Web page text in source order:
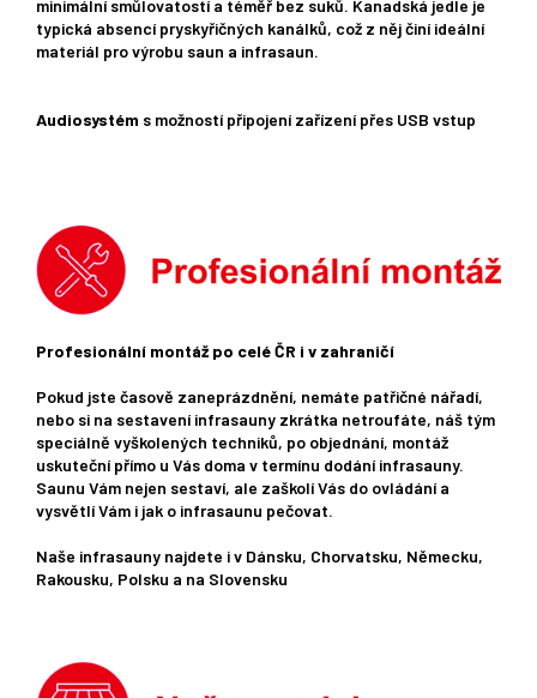
minimální smůlovatostí a téměř bez suků. Kanadská jedle je
typická absencí pryskyřičných kanálků, což z něj činí ideální
materiál pro výrobu saun a infrasaun.
Audiosystém s možností připojení zařízení přes USB vstup
Profesionální montáž po celé ČR i v zahraničí
Pokud jste časově zaneprázdnění, nemáte patřičné nářadí,
nebo si na sestavení infrasauny zkrátka netroufáte, náš tým
speciálně vyškolených techniků, po objednání, montáž
uskuteční přímo u Vás doma v termínu dodání infrasauny.
Saunu Vám nejen sestaví, ale zaškolí Vás do ovládání a
vysvětlí Vám i jak o infrasaunu pečovat.
Naše infrasauny najdete i v Dánsku, Chorvatsku, Německu,
Rakousku, Polsku a na Slovensku